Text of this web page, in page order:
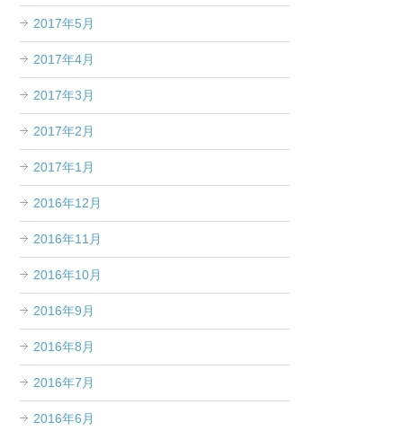
2017年5月
2017年4月
2017年3月
2017年2月
2017年1月
2016年12月
2016年11月
2016年10月
2016年9月
2016年8月
2016年7月
2016年6月